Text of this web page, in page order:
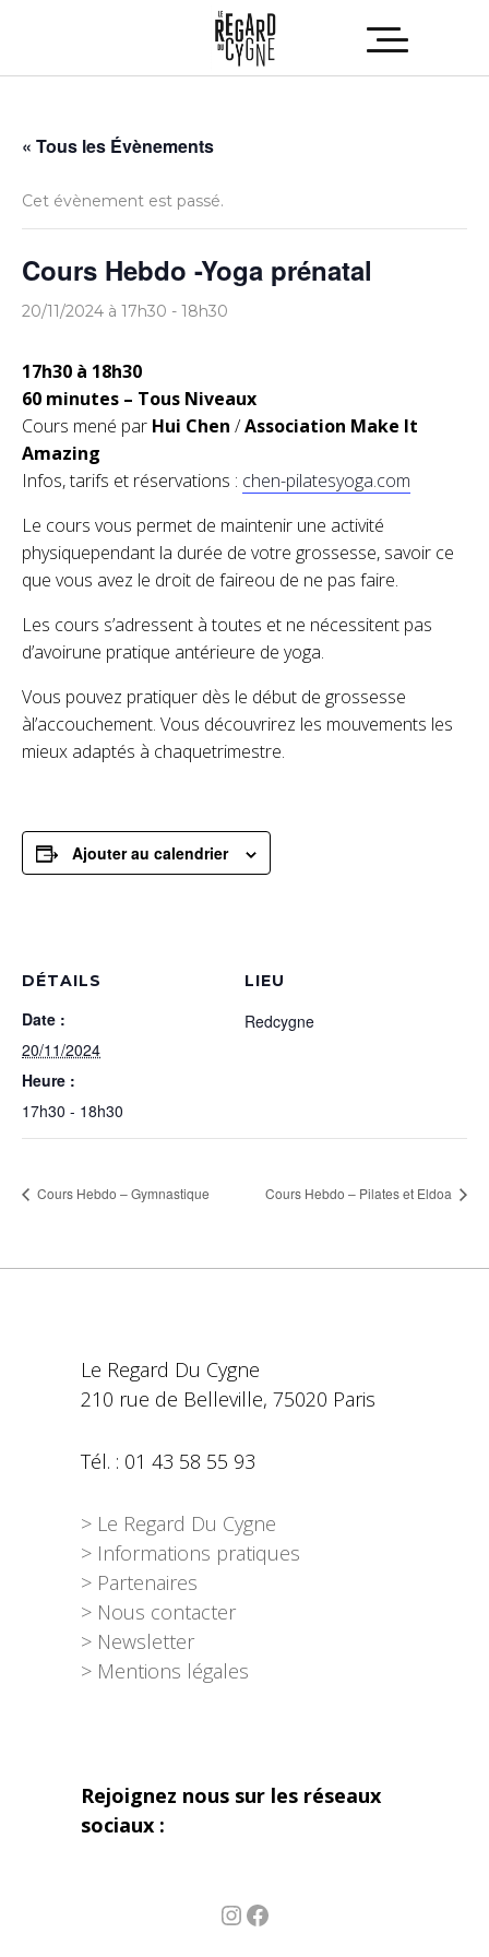
« Tous les Évènements
Cet évènement est passé.
Cours Hebdo -Yoga prénatal
20/11/2024 à 17h30 - 18h30
17h30 à 18h30
60 minutes – Tous Niveaux
Cours mené par Hui Chen /Association Make It
Amazing
Infos, tarifs et réservations : chen-pilatesyoga.com
Le cours vous permet de maintenir une activité
physiquependant la durée de votre grossesse, savoir ce
que vous avez le droit de faireou de ne pas faire.
Les cours s’adressent à toutes et ne nécessitent pas
d’avoirune pratique antérieure de yoga.
Vous pouvez pratiquer dès le début de grossesse
àl’accouchement. Vous découvrirez les mouvements les
mieux adaptés à chaquetrimestre.
Ajouter au calendrier
DÉTAILS
Date :
20/11/2024
Heure :
17h30 - 18h30
LIEU
Redcygne
Cours Hebdo – Gymnastique Cours Hebdo – Pilates et Eldoa
Le Regard Du Cygne
210 rue de Belleville, 75020 Paris
Tél. : 01 43 58 55 93
> Le Regard Du Cygne
> Informations pratiques
> Partenaires
> Nous contacter
> Newsletter
> Mentions légales
Rejoignez nous sur les réseaux
sociaux :
InstagramFacebook